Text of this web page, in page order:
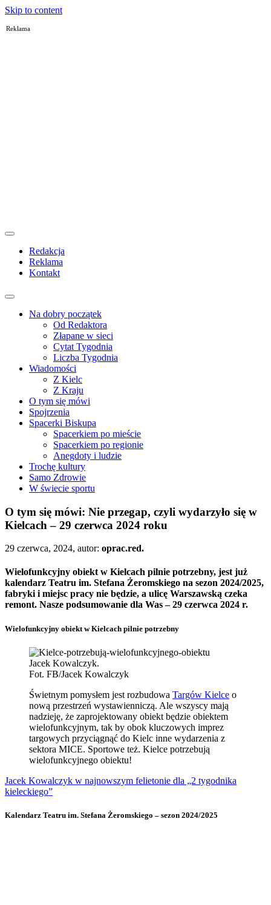
Skip to content
Reklama
Redakcja
Reklama
Kontakt
Na dobry początek
Od Redaktora
Złapane w sieci
Cytat Tygodnia
Liczba Tygodnia
Wiadomości
Z Kielc
Z Kraju
O tym się mówi
Spojrzenia
Spacerki Biskupa
Spacerkiem po mieście
Spacerkiem po regionie
Anegdoty i ludzie
Trochę kultury
Samo Zdrowie
W świecie sportu
O tym się mówi: Nie przegap, czyli wydarzyło się w
Kielcach – 29 czerwca 2024 roku
29 czerwca, 2024, autor: oprac.red.
Wielofunkcyjny obiekt w Kielcach pilnie potrzebny, jest już
kalendarz Teatru im. Stefana Żeromskiego na sezon 2024/2025,
fabryki i miejsc pracy nie będzie, a ulicę Warszawską czeka
remont. Nasze podsumowanie dla Was – 29 czerwca 2024 r.
Wielofunkcyjny obiekt w Kielcach pilnie potrzebny
Jacek Kowalczyk.
Fot. FB/Jacek Kowalczyk
Świetnym pomysłem jest rozbudowa Targów Kielce o
nową przestrzeń wystawienniczą. Ale wszyscy mają
nadzieję, że zaprojektowany obiekt będzie obiektem
wielofunkcyjnym, tak by obok kluczowych imprez
targowych przyciągnąć do Kielc inne wydarzenia z
sektora MICE. Sportowe też. Kielce potrzebują
wielofunkcyjnego obiektu!
Jacek Kowalczyk w najnowszym felietonie dla „2 tygodnika
kieleckiego”
Kalendarz Teatru im. Stefana Żeromskiego – sezon 2024/2025